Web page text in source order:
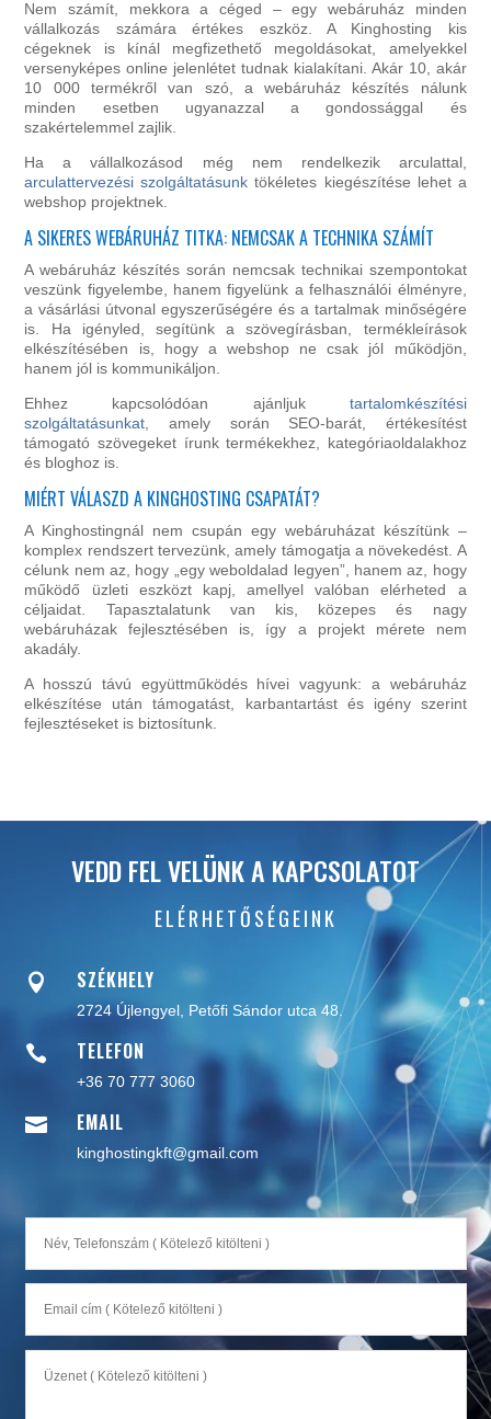
Nem számít, mekkora a céged – egy webáruház minden
vállalkozás számára értékes eszköz. A Kinghosting kis
cégeknek is kínál megfizethető megoldásokat, amelyekkel
versenyképes online jelenlétet tudnak kialakítani. Akár 10, akár
10 000 termékről van szó, a webáruház készítés nálunk
minden esetben ugyanazzal a gondossággal és
szakértelemmel zajlik.
Ha a vállalkozásod még nem rendelkezik arculattal,
arculattervezési szolgáltatásunk tökéletes kiegészítése lehet a
webshop projektnek.
A SIKERES WEBÁRUHÁZ TITKA: NEMCSAK A TECHNIKA SZÁMÍT
A webáruház készítés során nemcsak technikai szempontokat
veszünk figyelembe, hanem figyelünk a felhasználói élményre,
a vásárlási útvonal egyszerűségére és a tartalmak minőségére
is. Ha igényled, segítünk a szövegírásban, termékleírások
elkészítésében is, hogy a webshop ne csak jól működjön,
hanem jól is kommunikáljon.
Ehhez kapcsolódóan ajánljuk tartalomkészítési
szolgáltatásunkat , amely során SEO-barát, értékesítést
támogató szövegeket írunk termékekhez, kategóriaoldalakhoz
és bloghoz is.
MIÉRT VÁLASZD A KINGHOSTING CSAPATÁT?
A Kinghostingnál nem csupán egy webáruházat készítünk –
komplex rendszert tervezünk, amely támogatja a növekedést. A
célunk nem az, hogy „egy weboldalad legyen”, hanem az, hogy
működő üzleti eszközt kapj, amellyel valóban elérheted a
céljaidat. Tapasztalatunk van kis, közepes és nagy
webáruházak fejlesztésében is, így a projekt mérete nem
akadály.
A hosszú távú együttműködés hívei vagyunk: a webáruház
elkészítése után támogatást, karbantartást és igény szerint
fejlesztéseket is biztosítunk.
VEDD FEL VELÜNK A KAPCSOLATOT
ELÉRHETŐSÉGEINK
 SZÉKHELY
2724 Újlengyel, Petőfi Sándor utca 48.
 TELEFON
+36 70 777 3060
 EMAIL
kinghostingkft@gmail.com